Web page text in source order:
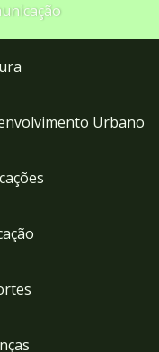
Urbano